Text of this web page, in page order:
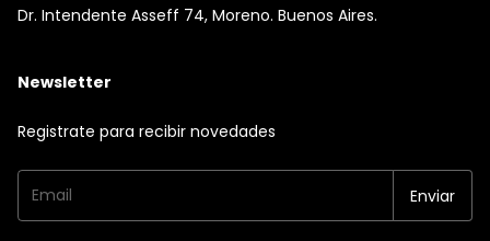
Dr. Intendente Asseff 74, Moreno. Buenos Aires.
Newsletter
Registrate para recibir novedades